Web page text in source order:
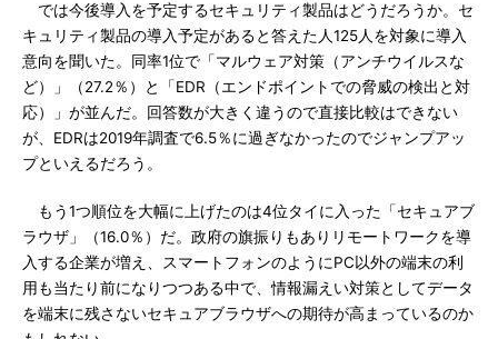
では今後導入を予定するセキュリティ製品はどうだろうか。セ
キュリティ製品の導入予定があると答えた人125人を対象に導入
意向を聞いた。同率1位で「マルウェア対策（アンチウイルスな
ど）」（27.2％）と「EDR（エンドポイントでの脅威の検出と対
応）」が並んだ。回答数が大きく違うので直接比較はできない
が、EDRは2019年調査で6.5％に過ぎなかったのでジャンプアッ
プといえるだろう。
もう1つ順位を大幅に上げたのは4位タイに入った「セキュアブ
ラウザ」（16.0％）だ。政府の旗振りもありリモートワークを導
入する企業が増え、スマートフォンのようにPC以外の端末の利
用も当たり前になりつつある中で、情報漏えい対策としてデータ
を端末に残さないセキュアブラウザへの期待が高まっているのか